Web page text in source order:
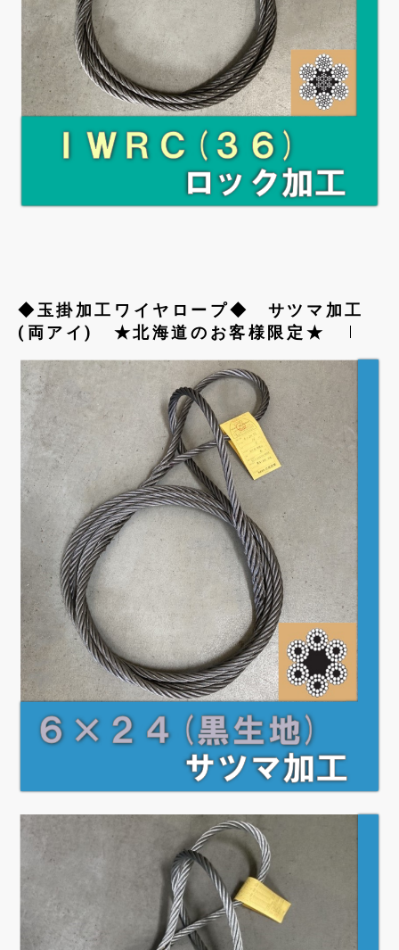
◆玉掛加工ワイヤロープ◆ サツマ加工
(両アイ) ★北海道のお客様限定★